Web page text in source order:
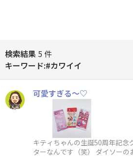
検索結果 5 件
キーワード:#カワイイ
可愛すぎる～♡
キティちゃんの生誕50周年記
ターなんです（笑） ダイソー